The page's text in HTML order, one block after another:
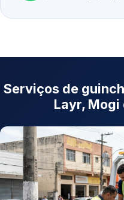
Serviços de
Layr, Mogi